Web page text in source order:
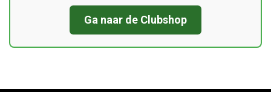
Ga naar de Clubshop